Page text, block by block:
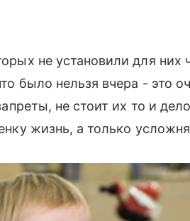
не установили для них
было нельзя вчера - это
не стоит их то и дело
жизнь, а только